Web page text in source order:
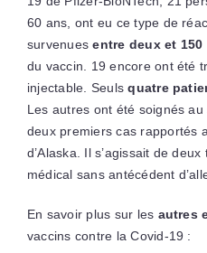
60 ans, ont eu ce type de
survenuesentre deux et
du vaccin. 19 encore ont été
injectable. Seulsquatre
Les autres ont été soignés
deux premiers cas rapportés
d’Alaska. Il s’agissait de
médical sans antécédent
En savoir plus sur les autres
vaccins contre la Covid-19 :